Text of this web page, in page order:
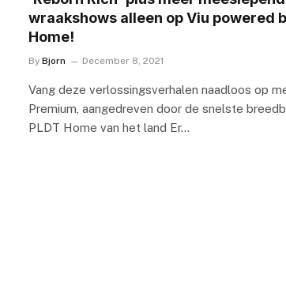
wraakshows alleen op Viu powered
Home!
By Bjorn December 8, 2021
Vang deze verlossingsverhalen naadloos op
Premium, aangedreven door de snelste
PLDT Home van het land Er…